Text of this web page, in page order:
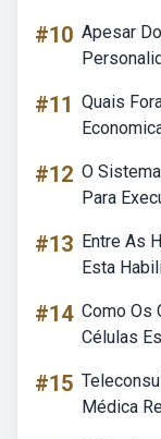
#10 Apesar
#11 Quais
#12 O
Para
#13 Entre As
Esta
#14 Como Os
Células
#15
Médica